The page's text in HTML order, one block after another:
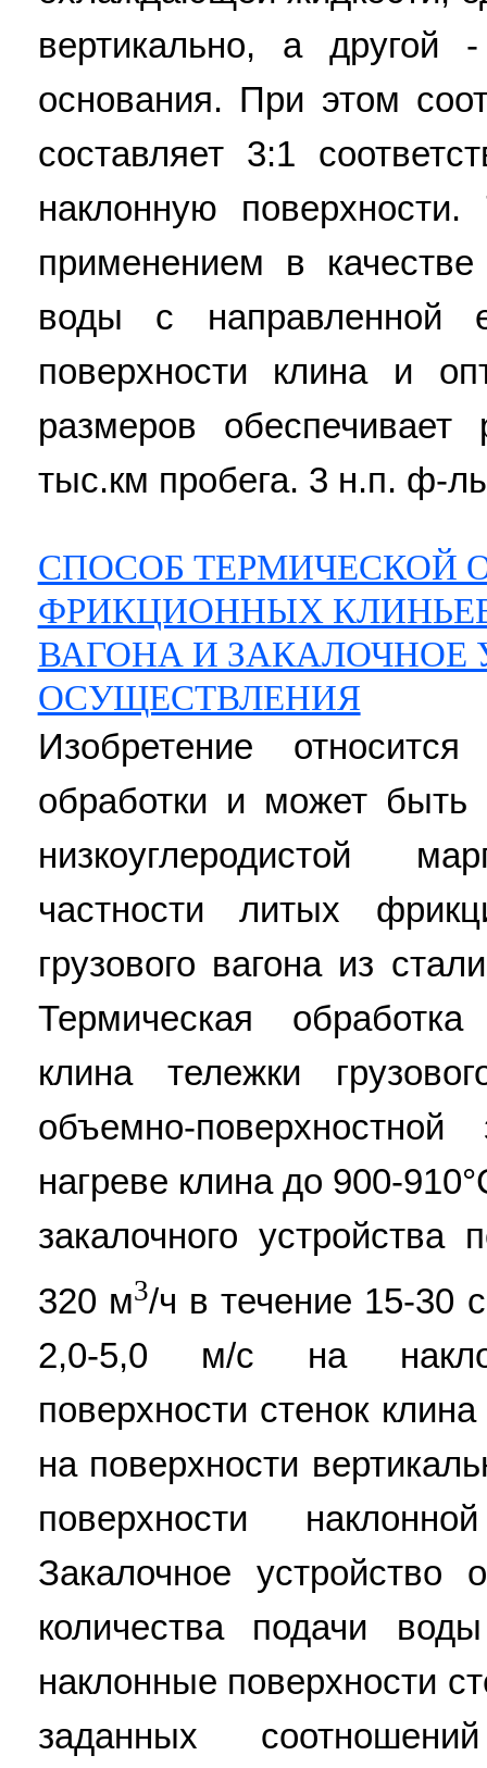
вертикально, а другой
основания. При этом
составляет 3:1
наклонную
применением в
воды с направленной
поверхности клина и
размеров
тыс.км пробега. 3 н.п. ф-
СПОСОБ ТЕРМИЧЕСКОЙ
ФРИКЦИОННЫХ
ВАГОНА И ЗАКАЛОЧНОЕ
ОСУЩЕСТВЛЕНИЯ
Изобретение
обработки и может быть
низкоуглеродистой
частности литых
грузового вагона из
Термическая
клина тележки
объемно-
нагреве клина до 900-
закалочного
320 м3/ч в течение 15-30
2,0-5,0 м/с на
поверхности стенок
на поверхности
поверхности
Закалочное устройство
количества подачи
наклонные поверхности
заданных